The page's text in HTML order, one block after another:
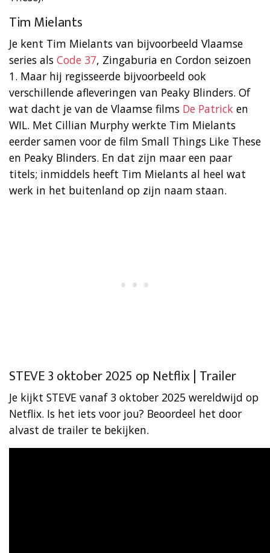
Tim Mielants
Je kent Tim Mielants van bijvoorbeeld Vlaamse
series als Code 37, Zingaburia en Cordon seizoen
1. Maar hij regisseerde bijvoorbeeld ook
verschillende afleveringen van Peaky Blinders. Of
wat dacht je van de Vlaamse films De Patrick en
WIL. Met Cillian Murphy werkte Tim Mielants
eerder samen voor de film Small Things Like These
en Peaky Blinders. En dat zijn maar een paar
titels; inmiddels heeft Tim Mielants al heel wat
werk in het buitenland op zijn naam staan.
STEVE 3 oktober 2025 op Netflix | Trailer
Je kijkt STEVE vanaf 3 oktober 2025 wereldwijd op
Netflix. Is het iets voor jou? Beoordeel het door
alvast de trailer te bekijken.